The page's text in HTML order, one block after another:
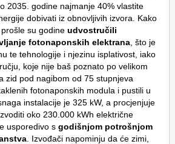
2035. godine najmanje 40% vlastite
dobivati iz obnovljivih izvora. Kako
su godine udvostručili
fotonaponskih elektrana , što je
te tehnologije i njezinu isplativost, iako
koje nije baš poznato po velikom
zid pod nagibom od 75 stupnjeva
fotonaponskih modula i pustili u
instalacije je 325 kW, a procjenjuje
oko 230.000 kWh električne
usporedivo s godišnjom potrošnjom
. Izvođači napominju da će zimi,